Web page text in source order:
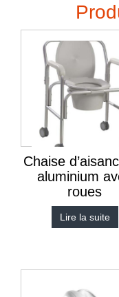
Chaise
aluminium
roues
Lire la suite